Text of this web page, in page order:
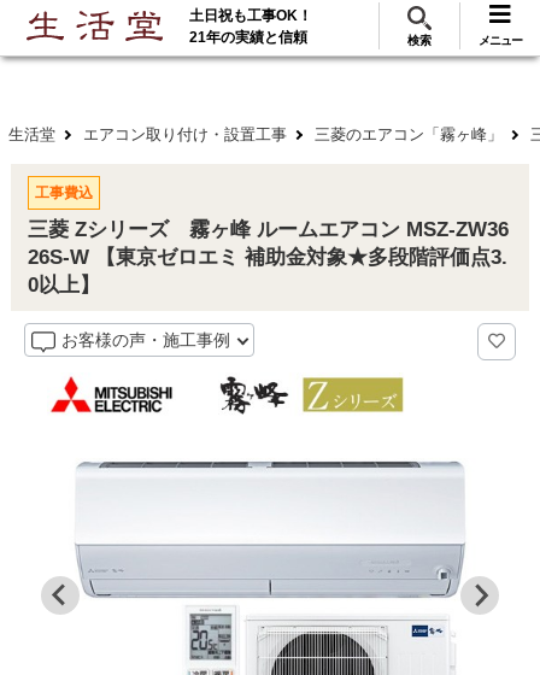
ご利用 288万･工事実績117万件! 無料見積
土日祝も工事OK！
21年の実績と信頼
検索 メニュー
生活堂 エアコン取り付け・設置工事 三菱のエアコン「霧ヶ峰」
工事費込
三菱 Zシリーズ 霧ヶ峰 ルームエアコン MSZ-ZW36
26S-W 【東京ゼロエミ 補助金対象★多段階評価点3.
0以上】
お客様の声・施工事例